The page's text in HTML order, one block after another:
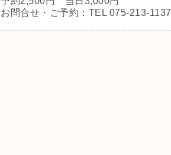
お問合せ・ご予約：TEL 075-213-1137